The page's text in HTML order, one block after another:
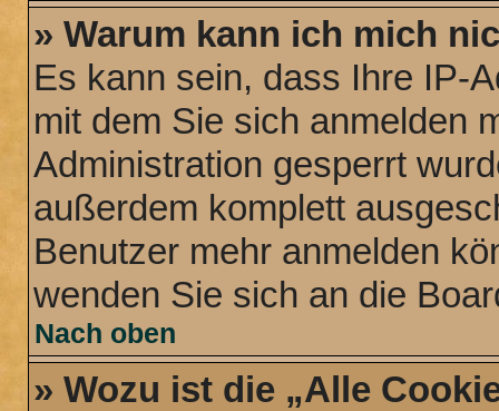
» Warum kann ich mich
Es kann sein, dass Ihre IP-
mit dem Sie sich anmelden
Administration gesperrt
außerdem komplett
Benutzer mehr anmelden
wenden Sie sich an die
Nach oben
» Wozu ist die „Alle